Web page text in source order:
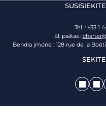
Tel. : +33 1
El. paštas :
Bendra įmonė : 128 rue de la